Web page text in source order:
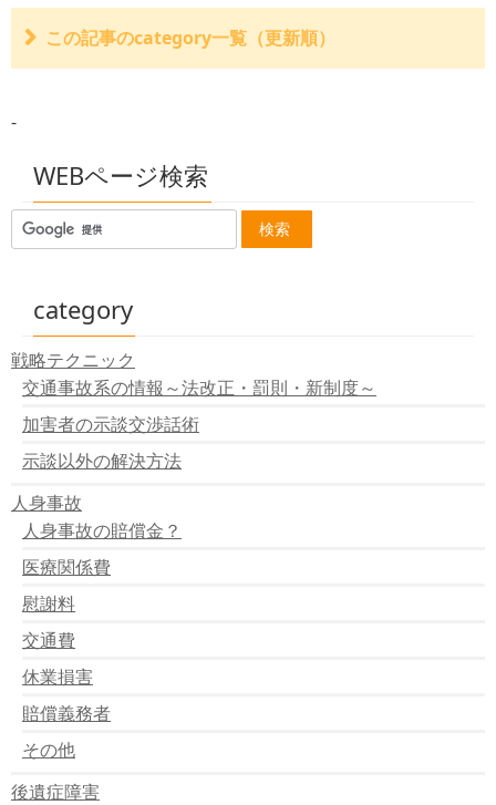
この記事のcategory一覧（更新順）
後遺障害裏戦略サポートのサイト緊急メンテナンス終了
【12/20.20時04分付】
後遺障害裏戦略サポートのサイト緊急メンテナンス状況
【12/20.14時40分付】
後遺障害裏戦略サポートのサイト緊急メンテナンス
暗号化通信、常時SSL化によりサイトのアドレスが全て
HTTPSとなりました。
交通事故に関するすべての記事の見直しを行います。
常時SSL化に向けて ～https～
サイトメンテナンスに伴い過去1ヶ月分の更新データー
を削除しました。
順次サイトをＳＳＬ化します。
品質保証の為の業務制限について
＜重要＞メール送信元の信憑性について
メールの処理遅延のお知らせ
メールサーバーのメンテナンスの終了のお知らせ
受任制限のお知らせ
無料面談、現在、午前中が空いてます！
ＨＰコンテンツに対する質問について
無料イベントが開催されます。
ブログを変えたみたいです。
無料相談イベント
サーバー移転による一時サービスのお知らせ
通常通り業務を行っています。
品質保証における業務制限の知らせ。
ネットワーク障害による業務の遅れについて
-
WEBページ検索
category
戦略テクニック
交通事故系の情報～法改正・罰則・新制度～
加害者の示談交渉話術
示談以外の解決方法
人身事故
人身事故の賠償金？
医療関係費
慰謝料
交通費
休業損害
賠償義務者
その他
後遺症障害